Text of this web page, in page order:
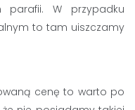
W przypadku
to tam uiszczamy
cenę to warto po